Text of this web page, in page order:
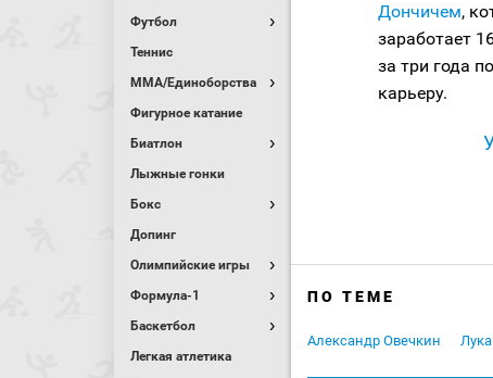
Футбол
Теннис
MMA/Единоборства
Фигурное катание
Биатлон
Лыжные гонки
Бокс
Допинг
Олимпийские игры
Формула-1
Баскетбол
Легкая атлетика
Дончичем,
заработает
за три года
карьеру.
ПО ТЕМЕ
Александр Овечкин